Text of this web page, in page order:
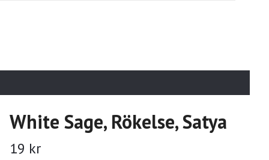
White Sage, Rökelse, Satya
19 kr